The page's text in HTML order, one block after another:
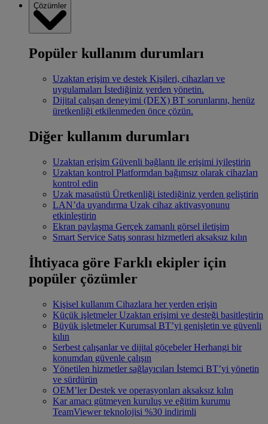
Çözümler
Popüler kullanım durumları
Uzaktan erişim ve destek Kişileri, cihazları ve
uygulamaları İstediğiniz yerden yönetin.
Dijital çalışan deneyimi (DEX) BT sorunlarını, henüz
üretkenliği etkilenmeden önce çözün.
Diğer kullanım durumları
Uzaktan erişim Güvenli bağlantı ile erişimi iyileştirin
Uzaktan kontrol Platformdan bağımsız olarak cihazları
kontrol edin
Uzak masaüstü Üretkenliği istediğiniz yerden geliştirin
LAN’da uyandırma Uzak cihaz aktivasyonunu
etkinleştirin
Ekran paylaşma Gerçek zamanlı görsel iletişim
Smart Service Satış sonrası hizmetleri aksaksız kılın
İhtiyaca göre Farklı ekipler için
popüler çözümler
Kişisel kullanım Cihazlara her yerden erişin
Küçük işletmeler Uzaktan erişimi ve desteği basitleştirin
Büyük işletmeler Kurumsal BT’yi genişletin ve güvenli
kılın
Serbest çalışanlar ve dijital göçebeler Herhangi bir
konumdan güvenle çalışın
Yönetilen hizmetler sağlayıcıları İstemci BT’yi yönetin
ve sürdürün
OEM’ler Destek ve operasyonları aksaksız kılın
Kar amacı gütmeyen kuruluş ve eğitim kurumu
TeamViewer teknolojisi %30 indirimli